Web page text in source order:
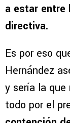
a estar entre
directiva.
Es por eso
Hernández
y sería la que
todo por el